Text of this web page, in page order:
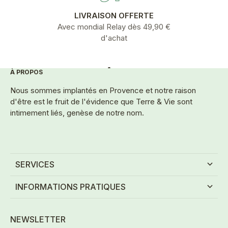
LIVRAISON OFFERTE
Avec mondial Relay dès 49,90 €
d'achat
À PROPOS
Nous sommes implantés en Provence et notre raison
d'être est le fruit de l'évidence que Terre & Vie sont
intimement liés, genèse de notre nom.
SERVICES
INFORMATIONS PRATIQUES
NEWSLETTER